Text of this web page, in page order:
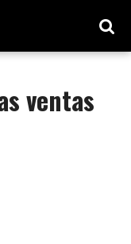
ventas